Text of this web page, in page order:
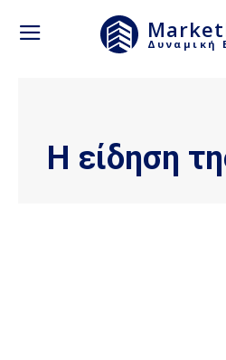
Δυναμική
Η είδηση